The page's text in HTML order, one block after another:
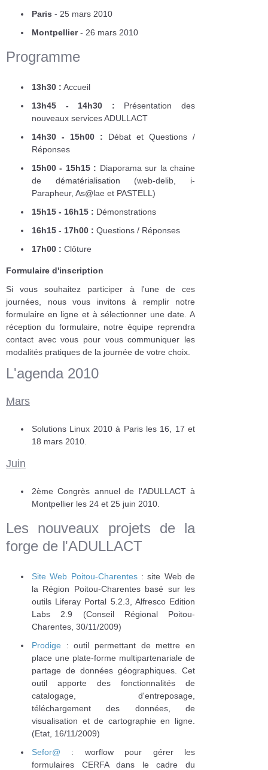
Paris - 25 mars 2010
Montpellier- 26 mars 2010
Programme
13h30 : Accueil
13h45 - 14h30 : Présentation des
nouveaux services ADULLACT
14h30 - 15h00 : Débat et Questions /
Réponses
15h00 - 15h15 : Diaporama sur la chaine
de dématérialisation (web-delib, i-
Parapheur, As@lae et PASTELL)
15h15 - 16h15 : Démonstrations
16h15 - 17h00 : Questions / Réponses
17h00 : Clôture
Formulaire d'inscription
Si vous souhaitez participer à l'une de ces
journées, nous vous invitons à remplir notre
formulaire en ligne et à sélectionner une date. A
réception du formulaire, notre équipe reprendra
contact avec vous pour vous communiquer les
modalités pratiques de la journée de votre choix.
L'agenda 2010
Mars
Solutions Linux 2010 à Paris les 16, 17 et
18 mars 2010.
Juin
2ème Congrès annuel de l'ADULLACT à
Montpellier les 24 et 25 juin 2010.
Les nouveaux projets de la
forge de l'ADULLACT
Site Web Poitou-Charentes: site Web de
la Région Poitou-Charentes basé sur les
outils Liferay Portal 5.2.3, Alfresco Edition
Labs 2.9 (Conseil Régional Poitou-
Charentes, 30/11/2009)
Prodige : outil permettant de mettre en
place une plate-forme multipartenariale de
partage de données géographiques. Cet
outil apporte des fonctionnalités de
catalogage, d'entreposage,
téléchargement des données, de
visualisation et de cartographie en ligne.
(Etat, 16/11/2009)
Sefor@ : worflow pour gérer les
formulaires CERFA dans le cadre du